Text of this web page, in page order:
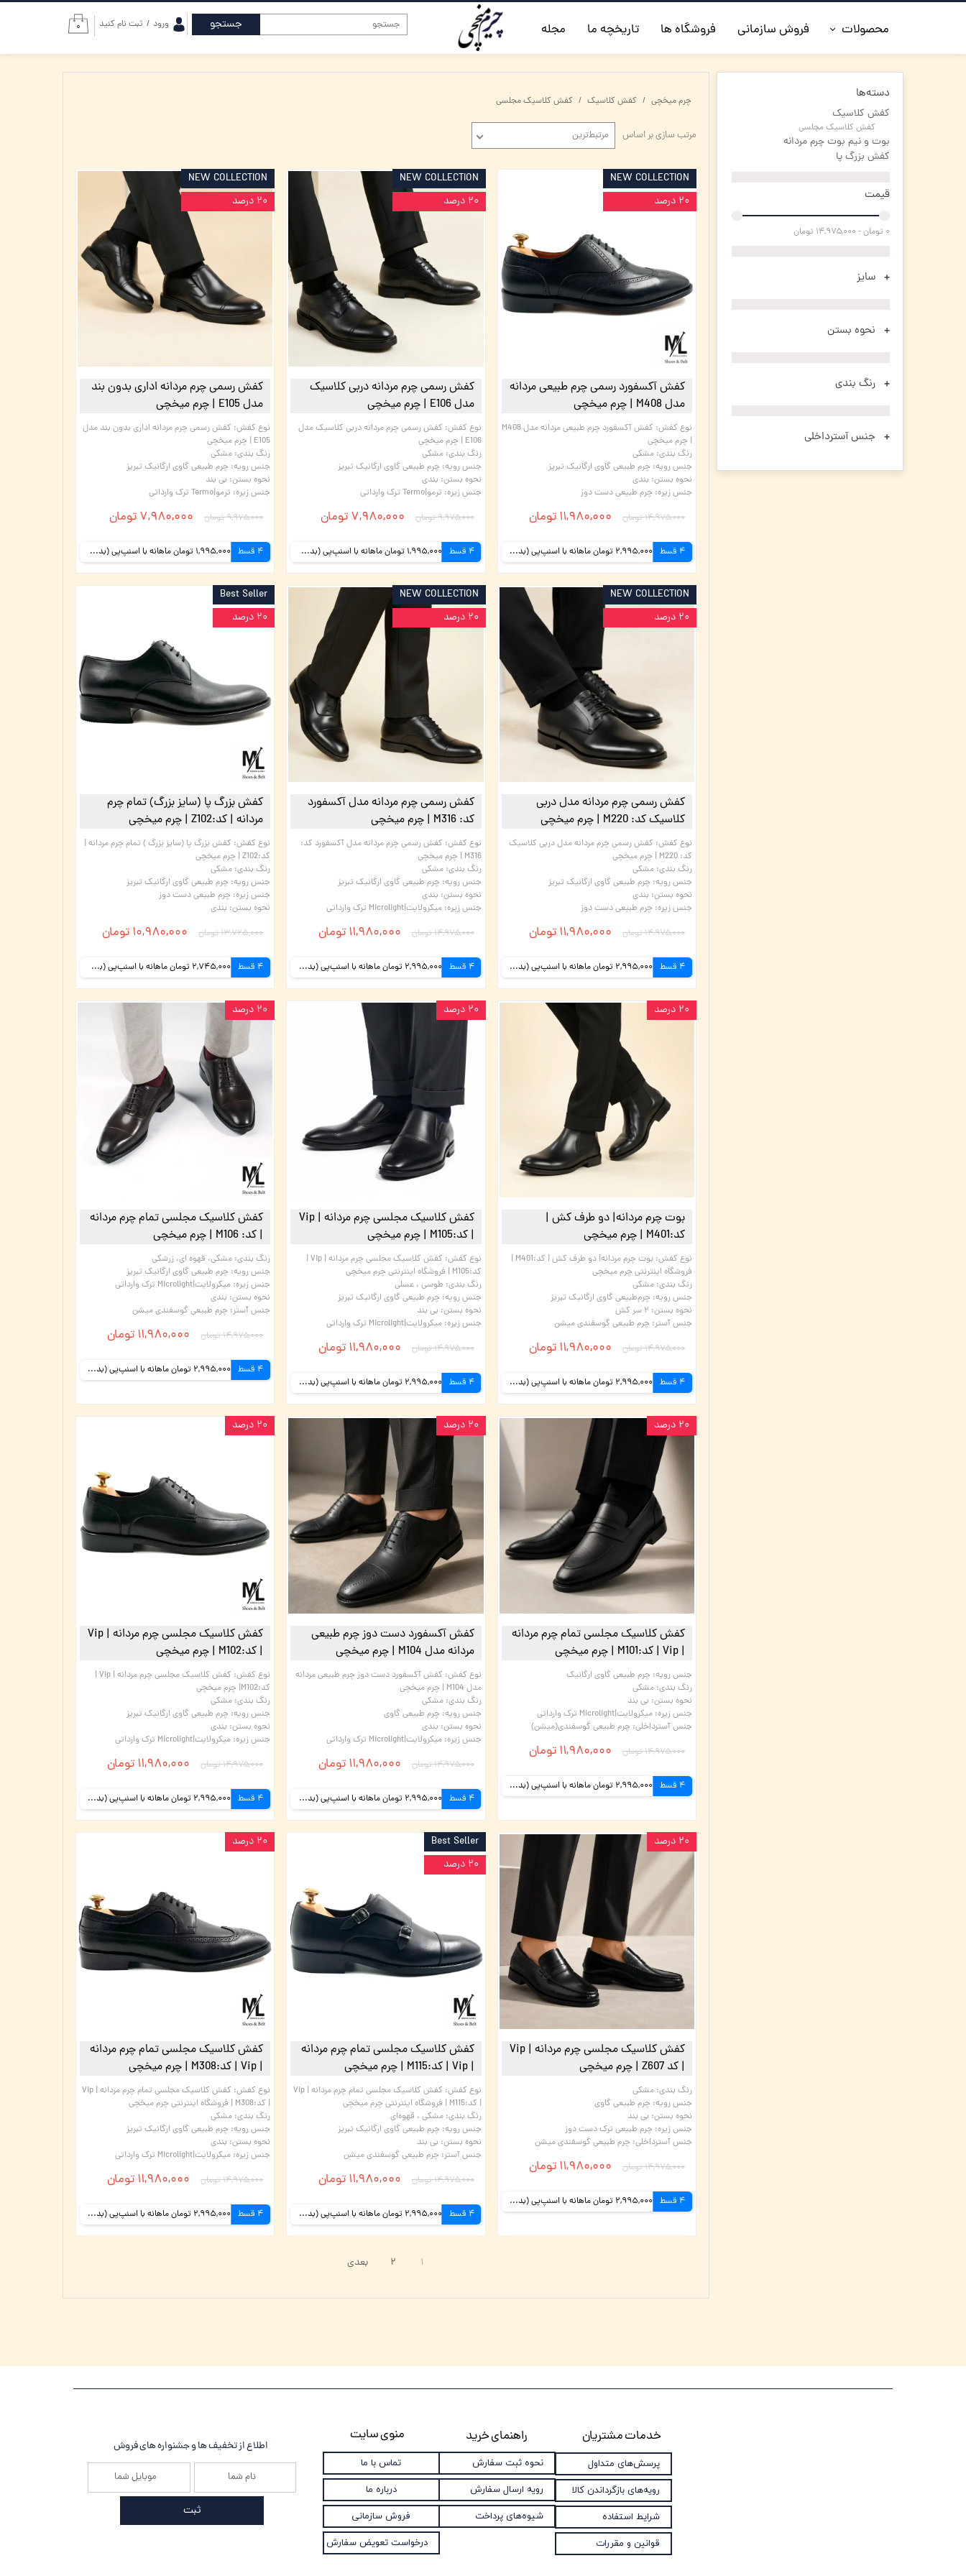
۰ ورود / ثبت نام کنید
تغییر گذر واژه
محصولات
◼️جدیدترین ها
◼️کفش مردانه
◼️ کیف مردانه
◼️اکسسوری
◼️کلاه چرم
فروش سازمانی فروشگاه ها تاریخچه ما مجله جستجو
دسته‌ها
کفش کلاسیک
کفش کلاسیک مجلسی
بوت و نیم بوت چرم مردانه
کفش بزرگ پا
قیمت
۰ تومان - ۱۴,۹۷۵,۰۰۰ تومان
سایز
نحوه بستن
رنگ بندی
جنس آسترداخلی
چرم میخچی کفش کلاسیک کفش کلاسیک مجلسی
مرتب سازی بر اساس مرتبط‌ترین
کفش آکسفورد رسمی چرم طبیعی مردانه
مدل M408 | چرم میخچی
نوع کفش:
کفش آکسفورد چرم طبیعی مردانه مدل M408
| چرم میخچی
رنگ بندی: مشکی
جنس رویه: چرم طبیعی گاوی ارگانیک تبریز
نحوه بستن: بندی
جنس زیره: چرم طبیعی دست دوز
۱۴,۹۷۵,۰۰۰ تومان
۱۱,۹۸۰,۰۰۰ تومان
4 قسط 2,995,000 تومان ماهانه با اسنپ‌پی (بدون کارمزد)
NEW COLLECTION
۲۰ درصد
کفش رسمی چرم مردانه دربی کلاسیک
مدل E106 | چرم میخچی
نوع کفش: کفش رسمی چرم مردانه دربی کلاسیک مدل
E106 | چرم میخچی
رنگ بندی:مشکی
جنس رویه: چرم طبیعی گاوی ارگانیک تبریز
نحوه بستن: بندی
جنس زیره: ترمو|Termo ترک وارداتی
۹,۹۷۵,۰۰۰ تومان
۷,۹۸۰,۰۰۰ تومان
4 قسط 1,995,000 تومان ماهانه با اسنپ‌پی (بدون کارمزد)
NEW COLLECTION
۲۰ درصد
کفش رسمی چرم مردانه اداری بدون بند
مدل E105 | چرم میخچی
نوع کفش: کفش رسمی چرم مردانه اداری بدون بند مدل
E105 | چرم میخچی
رنگ بندی: مشکی
جنس رویه: چرم طبیعی گاوی ارگانیک تبریز
نحوه بستن: بی بند
جنس زیره: ترمو|Termo ترک وارداتی
۹,۹۷۵,۰۰۰ تومان
۷,۹۸۰,۰۰۰ تومان
4 قسط 1,995,000 تومان ماهانه با اسنپ‌پی (بدون کارمزد)
NEW COLLECTION
۲۰ درصد
کفش رسمی چرم مردانه مدل دربی
کلاسیک کد: M220 | چرم میخچی
نوع کفش: کفش رسمی چرم مردانه مدل دربی کلاسیک
کد: M220 | چرم میخچی
رنگ بندی: مشکی
جنس رویه: چرم طبیعی گاوی ارگانیک تبریز
نحوه بستن: بندی
جنس زیره: چرم طبیعی دست دوز
۱۴,۹۷۵,۰۰۰ تومان
۱۱,۹۸۰,۰۰۰ تومان
4 قسط 2,995,000 تومان ماهانه با اسنپ‌پی (بدون کارمزد)
NEW COLLECTION
۲۰ درصد
کفش رسمی چرم مردانه مدل آکسفورد
کد: M316 | چرم میخچی
نوع کفش: کفش رسمی چرم مردانه مدل آکسفورد کد:
M316 | چرم میخچی
رنگ بندی:مشکی
جنس رویه: چرم طبیعی گاوی ارگانیک تبریز
نحوه بستن: بندی
جنس زیره:میکرولایت|Microlight ترک وارداتی
۱۴,۹۷۵,۰۰۰ تومان
۱۱,۹۸۰,۰۰۰ تومان
4 قسط 2,995,000 تومان ماهانه با اسنپ‌پی (بدون کارمزد)
NEW COLLECTION
۲۰ درصد
کفش بزرگ پا (سایز بزرگ) تمام چرم
مردانه | کد:Z102 | چرم میخچی
نوع کفش: کفش بزرگ پا (سایز بزرگ ) تمام چرم مردانه |
کد:Z102 | چرم میخچی
رنگ بندی: مشکی
جنس رویه: چرم طبیعی گاوی ارگانیک تبریز
جنس زیره: چرم طبیعی دست دوز
نحوه بستن: بندی
۱۳,۷۲۵,۰۰۰ تومان
۱۰,۹۸۰,۰۰۰ تومان
4 قسط 2,745,000 تومان ماهانه با اسنپ‌پی (بدون کارمزد)
Best Seller
۲۰ درصد
بوت چرم مردانه| دو طرف کش |
کد:M401 | چرم میخچی
نوع کفش:
بوت چرم مردانه| دو طرف کش | کد:M401 |
فروشگاه اینترنتی چرم میخچی
رنگ بندی: مشکی
جنس رویه: چرم‌طبیعی گاوی ارگانیک تبریز
نحوه بستن: ۲ سر کش
جنس آستر: چرم طبیعی گوسفندی میشن
۱۴,۹۷۵,۰۰۰ تومان
۱۱,۹۸۰,۰۰۰ تومان
4 قسط 2,995,000 تومان ماهانه با اسنپ‌پی (بدون کارمزد)
۲۰ درصد
کفش کلاسیک مجلسی چرم مردانه | Vip
| کد:M105 | چرم میخچی
نوع کفش:
کفش کلاسیک مجلسی چرم مردانه | Vip |
کد:M105 | فروشگاه اینترنتی چرم میخچی
رنگ بندی: طوسی ، عسلی
جنس رویه: چرم طبیعی گاوی ارگانیک تبریز
نحوه بستن: بی بند
جنس زیره:میکرولایت|Microlight ترک وارداتی
۱۴,۹۷۵,۰۰۰ تومان
۱۱,۹۸۰,۰۰۰ تومان
4 قسط 2,995,000 تومان ماهانه با اسنپ‌پی (بدون کارمزد)
۲۰ درصد
کفش کلاسیک مجلسی تمام چرم مردانه
| کد: M106 | چرم میخچی
رنگ بندی: مشکی، قهوه ای، زرشکی
جنس رویه: چرم طبیعی گاوی ارگانیک تبریز
جنس زیره: میکرولایت|Microlight ترک وارداتی
نحوه بستن: بندی
جنس آستر: چرم طبیعی گوسفندی میشن
۱۴,۹۷۵,۰۰۰ تومان
۱۱,۹۸۰,۰۰۰ تومان
4 قسط 2,995,000 تومان ماهانه با اسنپ‌پی (بدون کارمزد)
۲۰ درصد
کفش کلاسیک مجلسی تمام چرم مردانه
| Vip | کد:M101 | چرم میخچی
جنس رویه: چرم طبیعی گاوی ارگانیک
رنگ بندی: مشکی
نحوه بستن: بی بند
جنس زیره: میکرولایت|Microlight ترک وارداتی
جنس آسترداخلی: چرم طبیعی گوسفندی(میشن)
۱۴,۹۷۵,۰۰۰ تومان
۱۱,۹۸۰,۰۰۰ تومان
4 قسط 2,995,000 تومان ماهانه با اسنپ‌پی (بدون کارمزد)
۲۰ درصد
کفش آکسفورد دست دوز چرم طبیعی
مردانه مدل M104 | چرم میخچی
نوع کفش: کفش آکسفورد دست دوز چرم طبیعی مردانه
مدل M104 | چرم میخچی
رنگ بندی:مشکی
جنس رویه: چرم طبیعی گاوی
نحوه بستن: بندی
جنس زیره:میکرولایت|Microlight ترک وارداتی
۱۴,۹۷۵,۰۰۰ تومان
۱۱,۹۸۰,۰۰۰ تومان
4 قسط 2,995,000 تومان ماهانه با اسنپ‌پی (بدون کارمزد)
۲۰ درصد
کفش کلاسیک مجلسی چرم مردانه | Vip
| کد:M102 | چرم میخچی
نوع کفش:
کفش کلاسیک مجلسی چرم مردانه | Vip |
کد:M102| چرم میخچی
رنگ بندی: مشکی
جنس رویه: چرم طبیعی گاوی ارگانیک تبریز
نحوه بستن: بندی
جنس زیره: میکرولایت|Microlight ترک وارداتی
۱۴,۹۷۵,۰۰۰ تومان
۱۱,۹۸۰,۰۰۰ تومان
4 قسط 2,995,000 تومان ماهانه با اسنپ‌پی (بدون کارمزد)
۲۰ درصد
کفش کلاسیک مجلسی چرم مردانه | Vip
| کد Z607 | چرم میخچی
رنگ بندی: مشکی
جنس رویه: چرم طبیعی گاوی
نحوه بستن: بی بند
جنس زیره: چرم طبیعی ترک دست دوز
جنس آسترداخلی: چرم طبیعی گوسفندی میشن
۱۴,۹۷۵,۰۰۰ تومان
۱۱,۹۸۰,۰۰۰ تومان
4 قسط 2,995,000 تومان ماهانه با اسنپ‌پی (بدون کارمزد)
۲۰ درصد
کفش کلاسیک مجلسی تمام چرم مردانه
| Vip | کد:M115 | چرم میخچی
نوع کفش:
کفش کلاسیک مجلسی تمام چرم مردانه | Vip
| کد:M115 | فروشگاه اینترنتی چرم میخچی
رنگ بندی:مشکی ، قهوه‌ای
جنس رویه: چرم طبیعی گاوی ارگانیک تبریز
نحوه بستن: بی بند
جنس آستر: چرم طبیعی گوسفندی میشن
۱۴,۹۷۵,۰۰۰ تومان
۱۱,۹۸۰,۰۰۰ تومان
4 قسط 2,995,000 تومان ماهانه با اسنپ‌پی (بدون کارمزد)
Best Seller
۲۰ درصد
کفش کلاسیک مجلسی تمام چرم مردانه
| Vip | کد:M308 | چرم میخچی
نوع کفش:
کفش کلاسیک مجلسی تمام چرم مردانه | Vip
| کد:M308 | فروشگاه اینترنتی چرم میخچی
رنگ بندی: مشکی
جنس رویه: چرم طبیعی گاوی ارگانیک تبریز
نحوه بستن: بندی
جنس زیره: میکرولایت|Microlight ترک وارداتی
۱۴,۹۷۵,۰۰۰ تومان
۱۱,۹۸۰,۰۰۰ تومان
4 قسط 2,995,000 تومان ماهانه با اسنپ‌پی (بدون کارمزد)
۲۰ درصد
۱ ۲ بعدی
راهنمای خرید
نحوه ثبت سفارش
رویه ارسال سفارش
شیوه‌های پرداخت
خدمات مشتریان
پرسش‌های متداول
رویه‌های بازگرداندن کالا
شرایط استفاده
قوانین و مقررات
منوی سایت
تماس با ما
درباره ما
فروش سازمانی
درخواست تعویض سفارش
اطلاع از تخفیف ها و جشنواره های فروش
ثبت